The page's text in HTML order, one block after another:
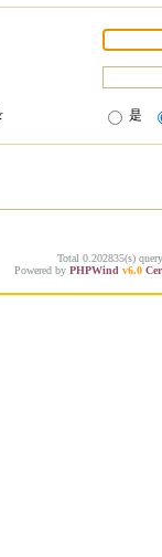
是
Total 0.202835(s)
Powered by PHPWind v6.0